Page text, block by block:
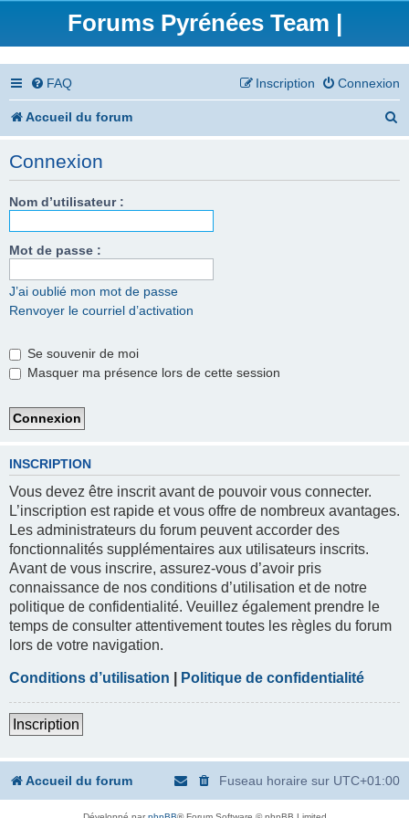
Forums Pyrénées Team |
FAQ Connexion
Inscription
Accueil du forum
Connexion
Nom d’utilisateur :
Mot de passe :
J’ai oublié mon mot de passe
Renvoyer le courriel d’activation
Se souvenir de moi
Masquer ma présence lors de cette session
INSCRIPTION
Vous devez être inscrit avant de pouvoir vous connecter.
L’inscription est rapide et vous offre de nombreux avantages.
Les administrateurs du forum peuvent accorder des
fonctionnalités supplémentaires aux utilisateurs inscrits.
Avant de vous inscrire, assurez-vous d’avoir pris
connaissance de nos conditions d’utilisation et de notre
politique de confidentialité. Veuillez également prendre le
temps de consulter attentivement toutes les règles du forum
lors de votre navigation.
Conditions d’utilisation Politique de confidentialité
Inscription
Accueil du forum Fuseau horaire sur UTC+01:00